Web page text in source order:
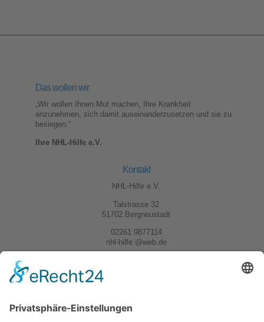
Das wollen wir
„Wir wollen Ihnen Mut machen, Ihre Krankheit
anzunehmen, sich damit auseinanderzusetzen und sie zu
besiegen.“
Ihre NHL-Hilfe e.V.
Kontakt
NHL-Hilfe e.V.
Talstrasse 32
51702 Bergneustadt
02261 9877114
nhl-hilfe @web.de
Kontakt